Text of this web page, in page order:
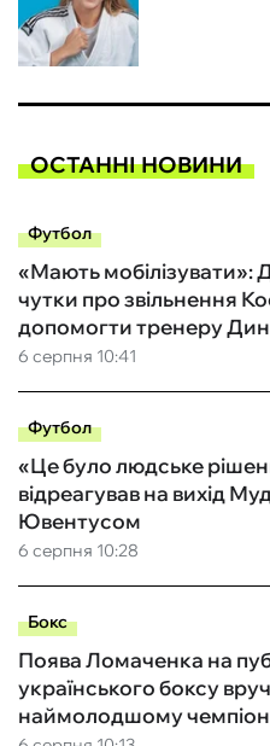
ОСТАННІ НОВИНИ
Футбол
6 серпня 10:41
«Мають мобілізувати»:
чутки про звільнення
допомогти тренеру
Футбол
6 серпня 10:28
«Це було людське
відреагував на вихід
Ювентусом
Бокс
Поява Ломаченка на
українського боксу
наймолодшому